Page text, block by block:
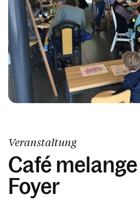
Kalender
Personen
Kontakt
Veranstaltung
Café
Foyer